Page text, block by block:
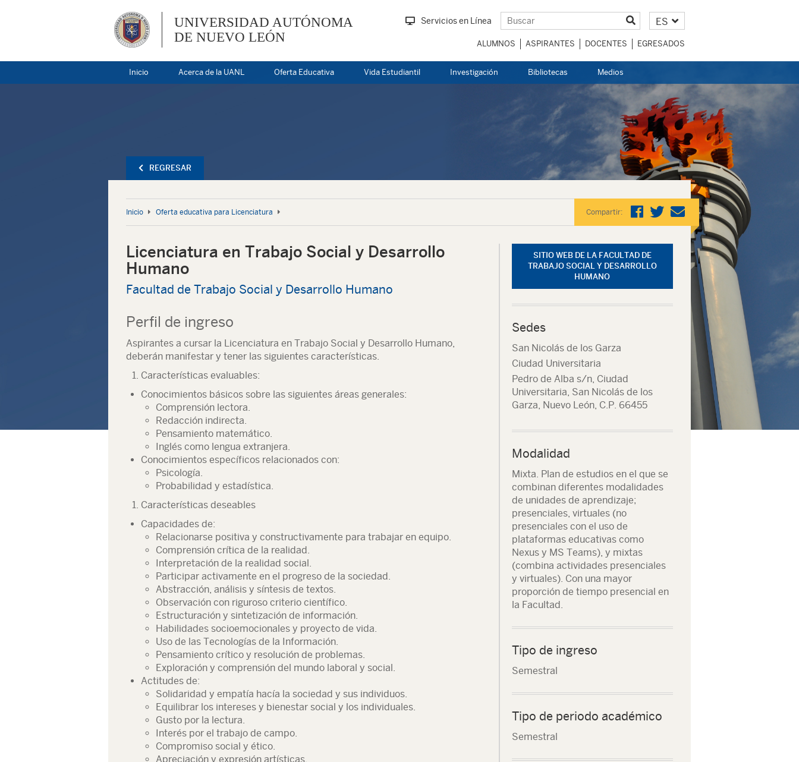
UNIVERSIDAD AUTÓNOMA
DE NUEVO LEÓN
Servicios en Línea ES
ALUMNOS ASPIRANTES DOCENTES EGRESADOS
Inicio Acerca de la UANL Oferta Educativa Vida Estudiantil Investigación Bibliotecas Medios
REGRESAR
Inicio Oferta educativa para Licenciatura Compartir:
Licenciatura en Trabajo Social y Desarrollo
Humano
Facultad de Trabajo Social y Desarrollo Humano
Perfil de ingreso
Aspirantes a cursar la Licenciatura en Trabajo Social y Desarrollo Humano,
deberán manifestar y tener las siguientes características.
Características evaluables:
Conocimientos básicos sobre las siguientes áreas generales:
Comprensión lectora.
Redacción indirecta.
Pensamiento matemático.
Inglés como lengua extranjera.
Conocimientos específicos relacionados con:
Psicología.
Probabilidad y estadística.
Características deseables
Capacidades de:
Relacionarse positiva y constructivamente para trabajar en equipo.
Comprensión crítica de la realidad.
Interpretación de la realidad social.
Participar activamente en el progreso de la sociedad.
Abstracción, análisis y síntesis de textos.
Observación con riguroso criterio científico.
Estructuración y sintetización de información.
Habilidades socioemocionales y proyecto de vida.
Uso de las Tecnologías de la Información.
Pensamiento crítico y resolución de problemas.
Exploración y comprensión del mundo laboral y social.
Actitudes de:
Solidaridad y empatía hacía la sociedad y sus individuos.
Equilibrar los intereses y bienestar social y los individuales.
Gusto por la lectura.
Interés por el trabajo de campo.
Compromiso social y ético.
Apreciación y expresión artísticas.
SITIO WEB DE LA FACULTAD DE
TRABAJO SOCIAL Y DESARROLLO
HUMANO
Sedes
San Nicolás de los Garza
Ciudad Universitaria
Pedro de Alba s/n, Ciudad
Universitaria, San Nicolás de los
Garza, Nuevo León, C.P. 66455
Modalidad
Mixta. Plan de estudios en el que se
combinan diferentes modalidades
de unidades de aprendizaje;
presenciales, virtuales (no
presenciales con el uso de
plataformas educativas como
Nexus y MS Teams), y mixtas
(combina actividades presenciales
y virtuales). Con una mayor
proporción de tiempo presencial en
la Facultad.
Tipo de ingreso
Semestral
Tipo de periodo académico
Semestral